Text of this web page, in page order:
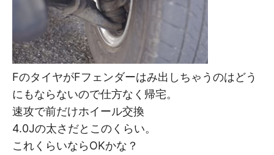
FのタイヤがFフェンダーはみ出しちゃうのはどう
にもならないので仕方なく帰宅。
速攻で前だけホイール交換
4.0Jの太さだとこのくらい。
これくらいならOKかな？